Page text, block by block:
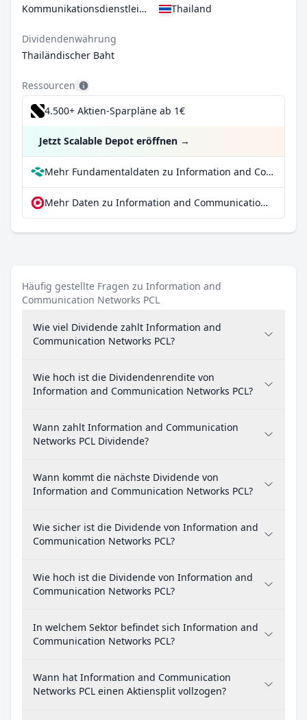
Kommunikationsdienstleistungen Thailand
Dividendenwährung
Thailändischer Baht
Ressourcen
4.500+ Aktien-Sparpläne ab 1€
Jetzt Scalable Depot eröffnen →
Mehr Fundamentaldaten zu Information and Communication Networks PCL bei Parqet
Mehr Daten zu Information and Communication Networks PCL bei extraETF
Häufig gestellte Fragen zu Information and
Communication Networks PCL
Wie viel Dividende zahlt Information and
Communication Networks PCL?
Wie hoch ist die Dividendenrendite von
Information and Communication Networks PCL?
Wann zahlt Information and Communication
Networks PCL Dividende?
Wann kommt die nächste Dividende von
Information and Communication Networks PCL?
Wie sicher ist die Dividende von Information and
Communication Networks PCL?
Wie hoch ist die Dividende von Information and
Communication Networks PCL?
In welchem Sektor befindet sich Information and
Communication Networks PCL?
Wann hat Information and Communication
Networks PCL einen Aktiensplit vollzogen?